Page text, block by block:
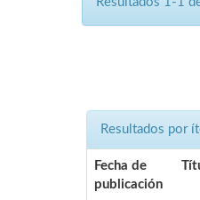
Resultados por
Fecha de
publicación